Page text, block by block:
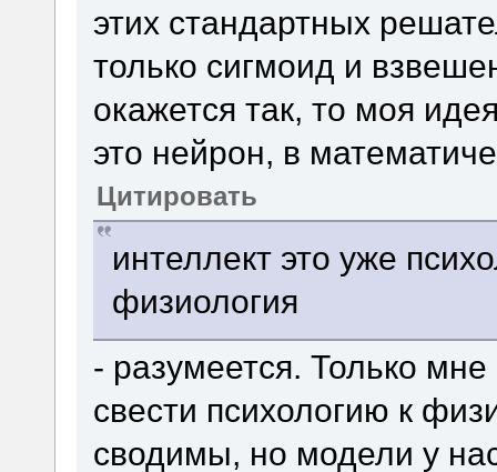
этих стандартных
только сигмоид и
окажется так, то моя
это нейрон, в
Цитировать
интеллект это уже
физиология
- разумеется. Только
свести психологию к
сводимы, но модели у